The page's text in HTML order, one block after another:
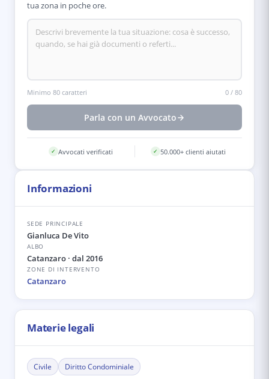
tua zona in poche ore.
Minimo 80 caratteri 0 / 80
Parla con un Avvocato
✓ Avvocati verificati ✓ 50.000+ clienti aiutati
Informazioni
SEDE PRINCIPALE
Gianluca De Vito
ALBO
Catanzaro · dal 2016
ZONE DI INTERVENTO
Catanzaro
Materie legali
Civile Diritto Condominiale